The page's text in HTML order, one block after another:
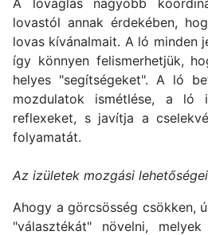
lovastól annak érdekében,
lovas kívánalmait. A ló minden
így könnyen felismerhetjük,
helyes "segítségeket". A ló
mozdulatok ismétlése, a ló
reflexeket, s javítja a
folyamatát.
Az izületek mozgási
Ahogy a görcsösség csökken,
"választékát" növelni,